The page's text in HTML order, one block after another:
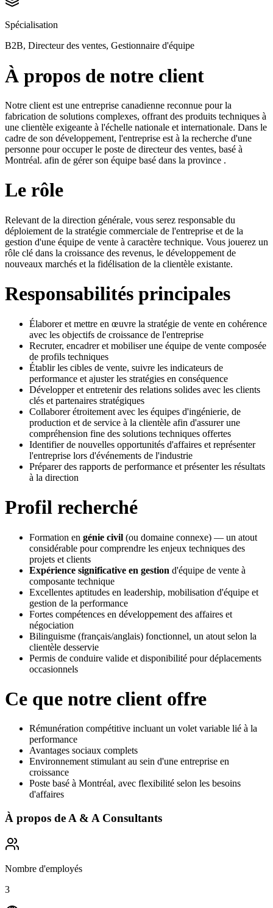
Spécialisation
B2B, Directeur des ventes, Gestionnaire d'équipe
À propos de notre client
Notre client est une entreprise canadienne reconnue pour la
fabrication de solutions complexes, offrant des produits techniques à
une clientèle exigeante à l'échelle nationale et internationale. Dans le
cadre de son développement, l'entreprise est à la recherche d'une
personne pour occuper le poste de directeur des ventes, basé à
Montréal. afin de gérer son équipe basé dans la province .
Le rôle
Relevant de la direction générale, vous serez responsable du
déploiement de la stratégie commerciale de l'entreprise et de la
gestion d'une équipe de vente à caractère technique. Vous jouerez un
rôle clé dans la croissance des revenus, le développement de
nouveaux marchés et la fidélisation de la clientèle existante.
Responsabilités principales
Élaborer et mettre en œuvre la stratégie de vente en cohérence
avec les objectifs de croissance de l'entreprise
Recruter, encadrer et mobiliser une équipe de vente composée
de profils techniques
Établir les cibles de vente, suivre les indicateurs de
performance et ajuster les stratégies en conséquence
Développer et entretenir des relations solides avec les clients
clés et partenaires stratégiques
Collaborer étroitement avec les équipes d'ingénierie, de
production et de service à la clientèle afin d'assurer une
compréhension fine des solutions techniques offertes
Identifier de nouvelles opportunités d'affaires et représenter
l'entreprise lors d'événements de l'industrie
Préparer des rapports de performance et présenter les résultats
à la direction
Profil recherché
Formation en génie civil (ou domaine connexe) — un atout
considérable pour comprendre les enjeux techniques des
projets et clients
Expérience significative en gestion d'équipe de vente à
composante technique
Excellentes aptitudes en leadership, mobilisation d'équipe et
gestion de la performance
Fortes compétences en développement des affaires et
négociation
Bilinguisme (français/anglais) fonctionnel, un atout selon la
clientèle desservie
Permis de conduire valide et disponibilité pour déplacements
occasionnels
Ce que notre client offre
Rémunération compétitive incluant un volet variable lié à la
performance
Avantages sociaux complets
Environnement stimulant au sein d'une entreprise en
croissance
Poste basé à Montréal, avec flexibilité selon les besoins
d'affaires
À propos de A & A Consultants
Nombre d'employés
3